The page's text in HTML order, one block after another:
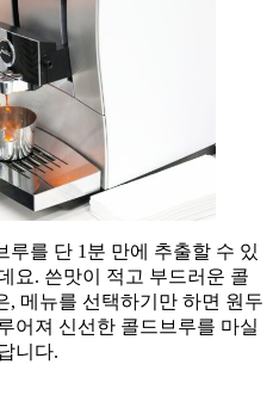
를 단 1분 만에 추출할 수 있
요. 쓴맛이 적고 부드러운 콜
, 메뉴를 선택하기만 하면 원두
어져 신선한 콜드브루를 마실
니다.